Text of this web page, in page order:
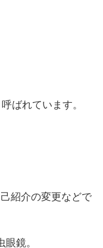
呼ばれています。
紹介の変更などで
眼鏡。